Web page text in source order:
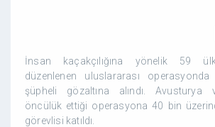
İnsan kaçakçılığına yönelik 59
düzenlenen uluslararası operasyonda
şüpheli gözaltına alındı. Avusturya
öncülük ettiği operasyona 40 bin
görevlisi katıldı.